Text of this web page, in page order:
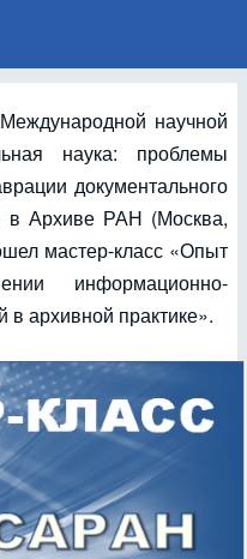
научной
наука: проблемы
документального
в Архиве РАН (Москва,
мастер-класс «Опыт
информационно-
в архивной практике».